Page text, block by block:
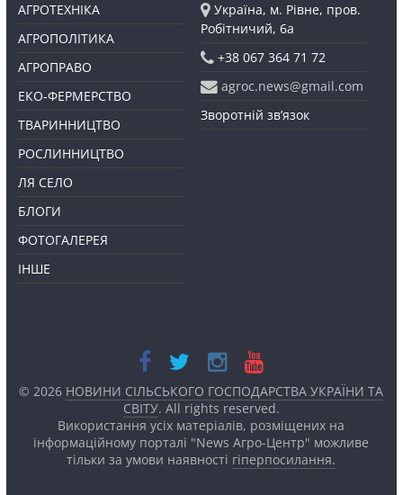
АГРОТЕХНІКА
АГРОПОЛІТИКА
АГРОПРАВО
ЕКО-ФЕРМЕРСТВО
ТВАРИННИЦТВО
РОСЛИННИЦТВО
ЛЯ СЕЛО
БЛОГИ
ФОТОГАЛЕРЕЯ
ІНШЕ
Україна, м. Рівне, пров.
Робітничий, 6а
+38 067 364 71 72
agroc.news@gmail.com
Зворотній зв’язок
© 2026 НОВИНИ СІЛЬСЬКОГО ГОСПОДАРСТВА УКРАЇНИ ТА
СВІТУ. All rights reserved.
Використання усіх матеріалів, розміщених на
інформаційному порталі "News Агро-Центр" можливе
тільки за умови наявності гіперпосилання.